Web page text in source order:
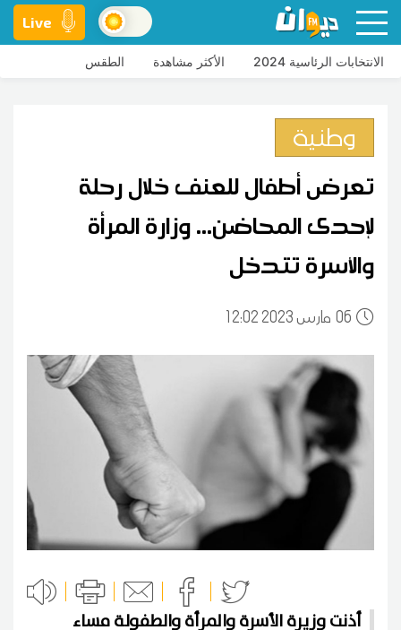
Live
الانتخابات الرئاسية 2024 الأكثر مشاهدة الطقس
وطنية
تعرض أطفال للعنف خلال رحلة
لإحدى المحاضن... وزارة المرأة
والأسرة تتدخل
06 12:02 2023 مارس
أذنت وزيرة الأسرة والمرأة والطفولة مساء